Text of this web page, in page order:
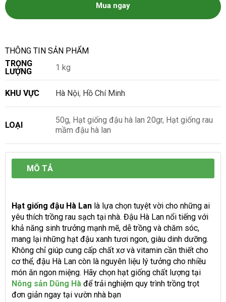
Mua ngay
THÔNG TIN SẢN PHẨM
TRỌNG
LƯỢNG
1 kg
KHU VỰC Hà Nội, Hồ Chí Minh
LOẠI
50g, Hạt giống đậu hà lan 20gr, Hạt giống rau
mầm đậu hà lan
MÔ TẢ
Hạt giống đậu Hà Lan là lựa chọn tuyệt vời cho những ai
yêu thích trồng rau sạch tại nhà. Đậu Hà Lan nổi tiếng với
khả năng sinh trưởng mạnh mẽ, dễ trồng và chăm sóc,
mang lại những hạt đậu xanh tươi ngon, giàu dinh dưỡng.
Không chỉ giúp cung cấp chất xơ và vitamin cần thiết cho
cơ thể, đậu Hà Lan còn là nguyên liệu lý tưởng cho nhiều
món ăn ngon miệng. Hãy chọn hạt giống chất lượng tại
Nông sản Dũng Hà để trải nghiệm quy trình trồng trọt
đơn giản ngay tại vườn nhà bạn